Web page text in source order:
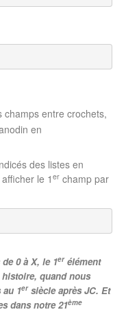
champs entre crochets,
en
des listes en
le 1er champ par
0 à X, le 1erélément
quand nous
au 1ersiècle après JC. Et
dans notre 21ème